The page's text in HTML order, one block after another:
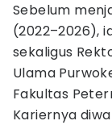
Sebelum
(2022–2026),
sekaligus
Ulama
Fakultas
Kariernya